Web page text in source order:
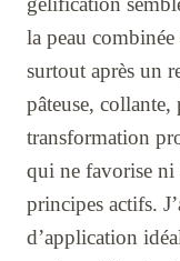
la peau combinée
surtout après un
pâteuse,
transformation
qui ne favorise ni
principes actifs.
d’application